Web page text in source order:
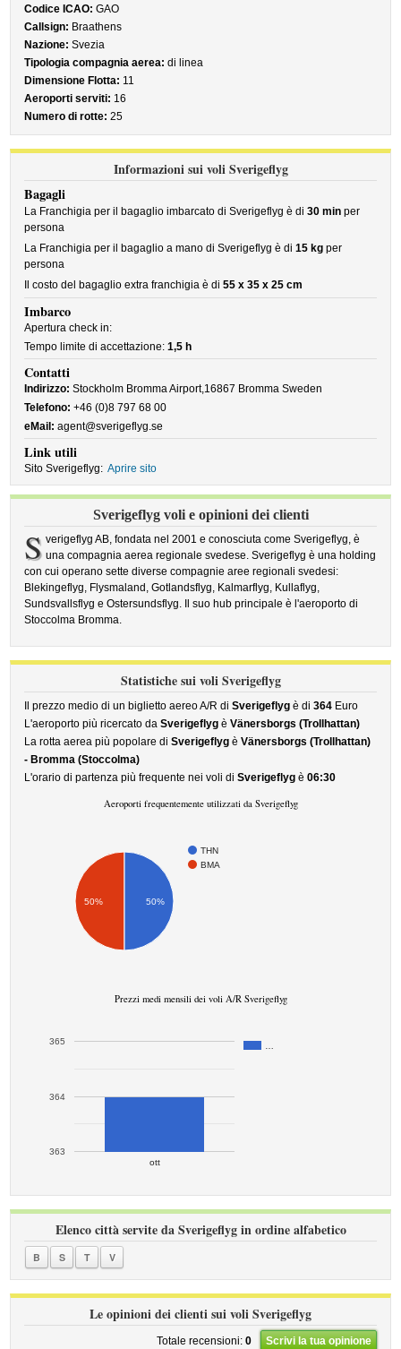
Codice ICAO: GAO
Callsign: Braathens
Nazione: Svezia
Tipologia compagnia aerea: di linea
Dimensione Flotta: 11
Aeroporti serviti: 16
Numero di rotte: 25
Informazioni sui voli Sverigeflyg
Bagagli
La Franchigia per il bagaglio imbarcato di Sverigeflyg è di30 min per
persona
La Franchigia per il bagaglio a mano di Sverigeflyg è di15 kg per
persona
Il costo del bagaglio extra franchigia è di55 x 35 x 25 cm
Imbarco
Apertura check in:
Tempo limite di accettazione:1,5 h
Contatti
Indirizzo: Stockholm Bromma Airport,16867 Bromma Sweden
Telefono: +46 (0)8 797 68 00
eMail: agent@sverigeflyg.se
Link utili
Sito Sverigeflyg: Aprire sito
Sverigeflyg voli e opinioni dei clienti
S verigeflyg AB, fondata nel 2001 e conosciuta come Sverigeflyg, è
una compagnia aerea regionale svedese. Sverigeflyg è una holding
con cui operano sette diverse compagnie aree regionali svedesi:
Blekingeflyg, Flysmaland, Gotlandsflyg, Kalmarflyg, Kullaflyg,
Sundsvallsflyg e Ostersundsflyg. Il suo hub principale è l'aeroporto di
Stoccolma Bromma.
Statistiche sui voli Sverigeflyg
Il prezzo medio di un biglietto aereo A/R diSverigeflyg è di364 Euro
L'aeroporto più ricercato daSverigeflyg èVänersborgs (Trollhattan)
La rotta aerea più popolare diSverigeflyg èVänersborgs (Trollhattan)
- Bromma (Stoccolma)
L'orario di partenza più frequente nei voli diSverigeflyg è06:30
Aeroporti frequentemente utilizzati da Sverigeflyg
THN
BMA
50% 50%
Prezzi medi mensili dei voli A/R Sverigeflyg
ott
363
364
365
Elenco città servite da Sverigeflyg in ordine alfabetico
B S T V
Le opinioni dei clienti sui voli Sverigeflyg
Totale recensioni: 0 Scrivi la tua opinione